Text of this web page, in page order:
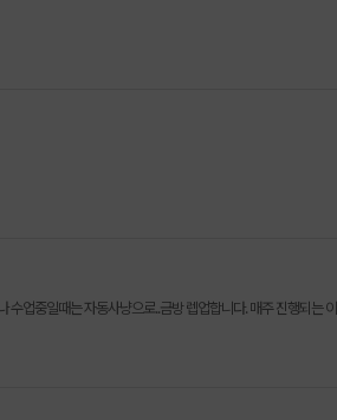
수업중일때는 자동사냥으로..금방 렙업합니다. 매주 진행되